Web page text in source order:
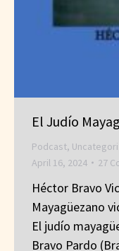
El Judío
Podcast,
April 16, 2024
27
Héctor Bravo
Mayagüezano
El judío
Bravo Pardo